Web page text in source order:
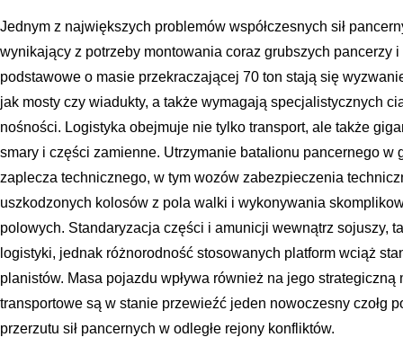
Jednym z największych problemów współczesnych sił
wynikający z potrzeby montowania coraz grubszych pancerzy
podstawowe o masie przekraczającej 70 ton stają się
jak mosty czy wiadukty, a także wymagają specjalistycznych
nośności. Logistyka obejmuje nie tylko transport, ale także
smary i części zamienne. Utrzymanie batalionu pancernego w
zaplecza technicznego, w tym wozów zabezpieczenia
uszkodzonych kolosów z pola walki i wykonywania
polowych. Standaryzacja części i amunicji wewnątrz sojuszy,
logistyki, jednak różnorodność stosowanych platform wciąż
planistów. Masa pojazdu wpływa również na jego
transportowe są w stanie przewieźć jeden nowoczesny czołg
przerzutu sił pancernych w odległe rejony konfliktów.